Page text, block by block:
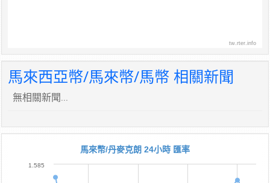
tw.rter.info
馬來西亞幣/馬來幣/馬幣 相關新聞
無相關新聞...
馬來幣/丹麥克朗 24小時 匯率
1.585